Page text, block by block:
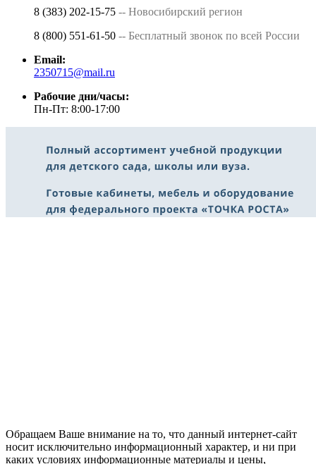
8 (383) 202-15-75 -- Новосибирский регион
8 (800) 551-61-50 -- Бесплатный звонок по всей России
Email:
2350715@mail.ru
Рабочие дни/часы:
Пн-Пт: 8:00-17:00
Обращаем Ваше внимание на то, что данный интернет-сайт
носит исключительно информационный характер, и ни при
каких условиях информационные материалы и цены,